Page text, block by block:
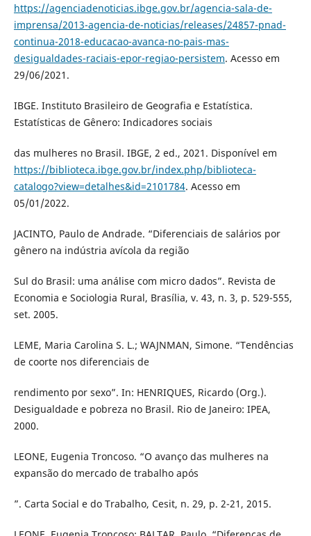
https://agenciadenoticias.ibge.gov.br/agencia-sala-de-
imprensa/2013-agencia-de-noticias/releases/24857-pnad-
continua-2018-educacao-avanca-no-pais-mas-
desigualdades-raciais-epor-regiao-persistem. Acesso em
29/06/2021.
IBGE. Instituto Brasileiro de Geografia e Estatística.
Estatísticas de Gênero: Indicadores sociais
das mulheres no Brasil. IBGE, 2 ed., 2021. Disponível em
https://biblioteca.ibge.gov.br/index.php/biblioteca-
catalogo?view=detalhes&id=2101784. Acesso em
05/01/2022.
JACINTO, Paulo de Andrade. “Diferenciais de salários por
gênero na indústria avícola da região
Sul do Brasil: uma análise com micro dados”. Revista de
Economia e Sociologia Rural, Brasília, v. 43, n. 3, p. 529-555,
set. 2005.
LEME, Maria Carolina S. L.; WAJNMAN, Simone. “Tendências
de coorte nos diferenciais de
rendimento por sexo”. In: HENRIQUES, Ricardo (Org.).
Desigualdade e pobreza no Brasil. Rio de Janeiro: IPEA,
2000.
LEONE, Eugenia Troncoso. “O avanço das mulheres na
expansão do mercado de trabalho após
”. Carta Social e do Trabalho, Cesit, n. 29, p. 2-21, 2015.